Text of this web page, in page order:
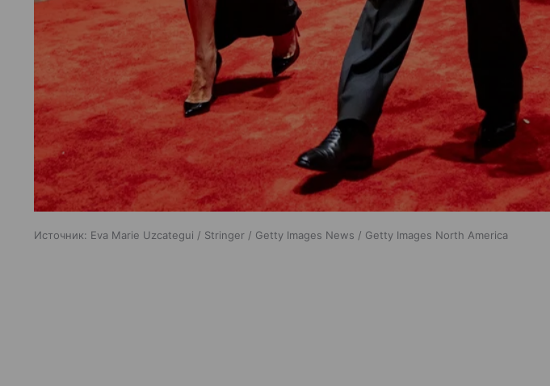
Источник: Eva Marie Uzcategui / Stringer / Getty Images News / Getty Images North America